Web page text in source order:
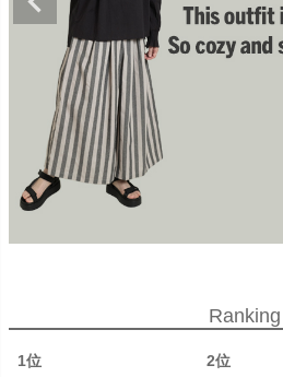
Ranking
1位 2位